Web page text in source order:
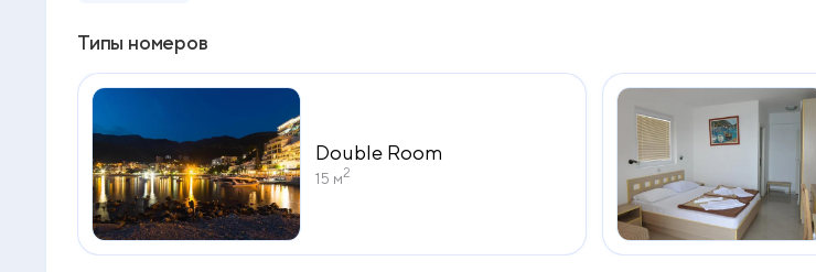
Типы номеров
Double Room
15 м2